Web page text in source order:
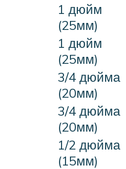
1 дюйм
(25мм)
1 дюйм
(25мм)
3/4 дюйма
(20мм)
3/4 дюйма
(20мм)
1/2 дюйма
(15мм)